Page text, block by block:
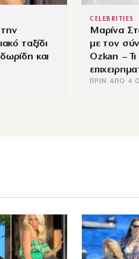
ταξίδι
και
CELEBRITIES
Μαρίνα
με τον
Ozkan –
ΠΡΙΝ ΑΠΌ 4